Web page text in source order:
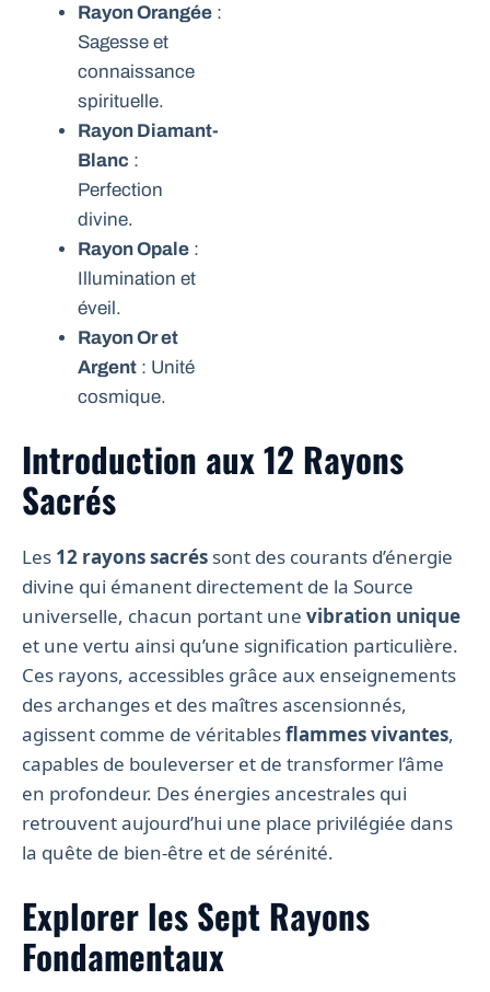
Rayon Orangée :
Sagesse et
connaissance
spirituelle.
Rayon Diamant-
Blanc :
Perfection
divine.
Rayon Opale :
Illumination et
éveil.
Rayon Or et
Argent : Unité
cosmique.
Introduction aux 12 Rayons
Sacrés
Les 12 rayons sacrés sont des courants d’énergie
divine qui émanent directement de la Source
universelle, chacun portant une vibration unique
et une vertu ainsi qu’une signification particulière.
Ces rayons, accessibles grâce aux enseignements
des archanges et des maîtres ascensionnés,
agissent comme de véritablesflammes vivantes,
capables de bouleverser et de transformer l’âme
en profondeur. Des énergies ancestrales qui
retrouvent aujourd’hui une place privilégiée dans
la quête de bien-être et de sérénité.
Explorer les Sept Rayons
Fondamentaux